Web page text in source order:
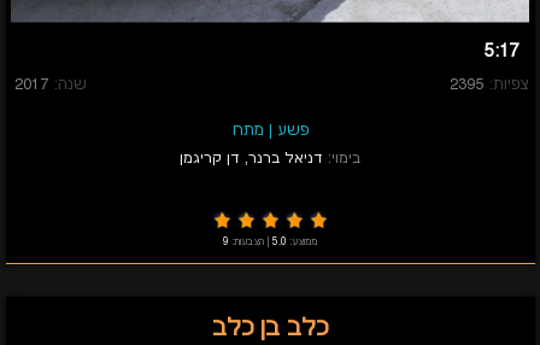
5:17
צפיות: 2395 שנה: 2017
פשע | מתח
בימוי: דניאל ברנר, דן קריגמן
ממוצע: 5.0 הצבעות: 9
כלב בן כלב